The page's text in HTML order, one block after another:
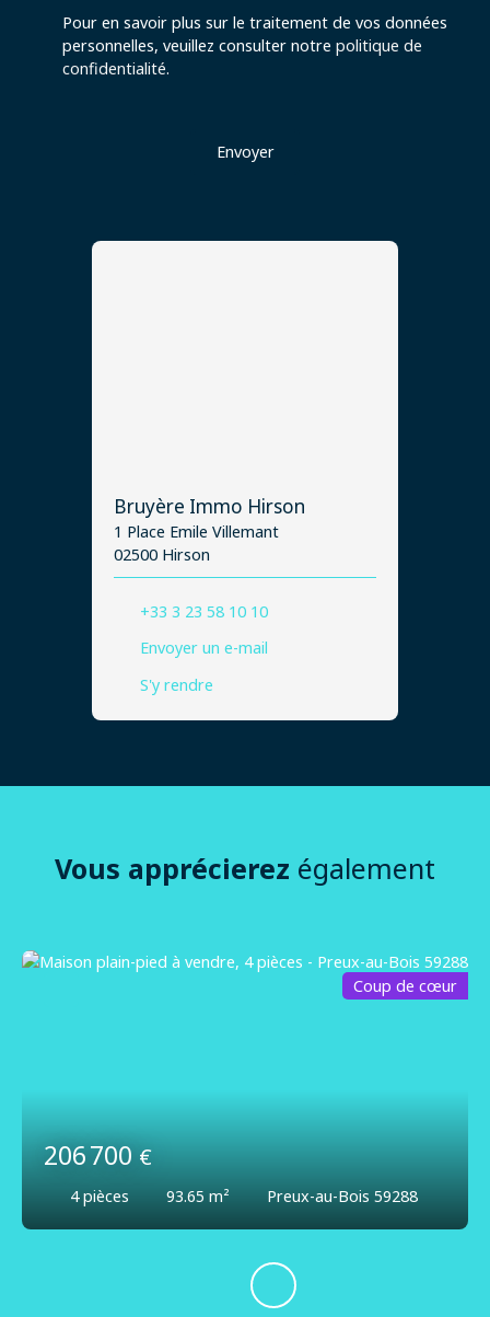
Pour en savoir plus sur le traitement de vos données
personnelles, veuillez consulter notre politique de
confidentialité.
Envoyer
Bruyère Immo Hirson
1 Place Emile Villemant
02500 Hirson
+33 3 23 58 10 10
Envoyer un e-mail
S'y rendre
Vous apprécierez également
206 700€
4pièces 93.65 m² Preux-au-Bois 59288
Coup de cœur